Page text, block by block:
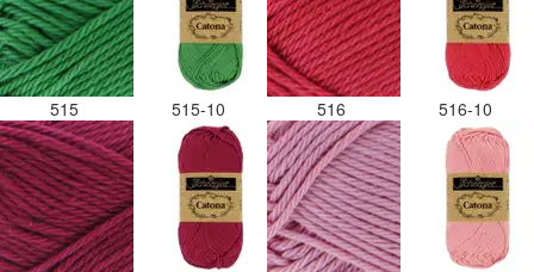
515 515-10 516 516-10